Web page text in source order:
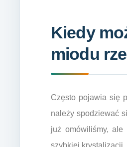
Kiedy
miodu
Często pojawia się
należy spodziewać
już omówiliśmy,